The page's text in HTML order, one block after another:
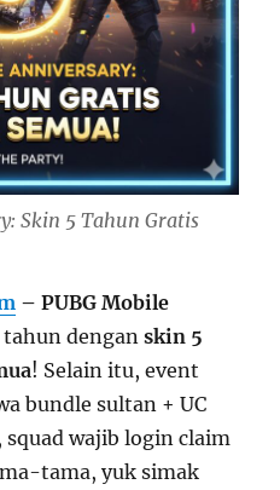
Skin 5 Tahun Gratis
– PUBG Mobile
denganskin 5
! Selain itu, event
bundle sultan + UC
wajib login claim
tama, yuk simak